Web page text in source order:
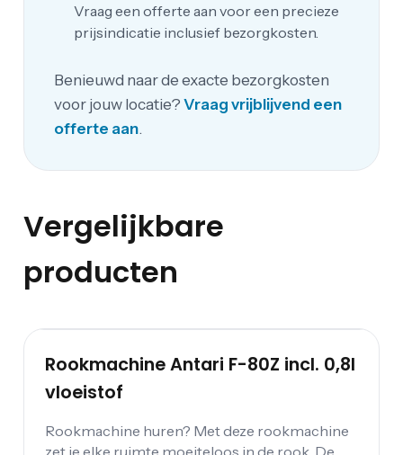
Vraag een offerte aan voor een precieze
prijsindicatie inclusief bezorgkosten.
Benieuwd naar de exacte bezorgkosten
voor jouw locatie?Vraag vrijblijvend een
offerte aan.
Vergelijkbare
producten
Rookmachine Antari F-80Z incl. 0,8l
vloeistof
Rookmachine huren? Met deze rookmachine